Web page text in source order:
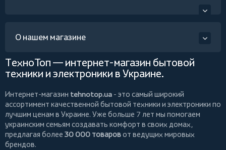
О нашем магазине
ТехноТоп — интернет-магазин бытовой
техники и электроники в Украине.
Интернет-магазин tehnotop.ua - это самый широкий
ассортимент качественной бытовой техники и электроники по
лучшим ценам в Украине. Уже больше 7 лет мы помогаем
украинским семьям создавать комфорт в своих домах,
предлагая более 30 000 товаровот ведущих мировых
брендов.